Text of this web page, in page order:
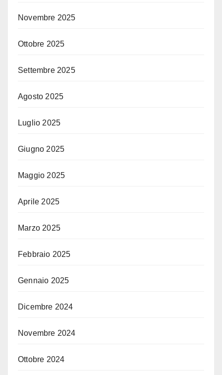
Novembre 2025
Ottobre 2025
Settembre 2025
Agosto 2025
Luglio 2025
Giugno 2025
Maggio 2025
Aprile 2025
Marzo 2025
Febbraio 2025
Gennaio 2025
Dicembre 2024
Novembre 2024
Ottobre 2024